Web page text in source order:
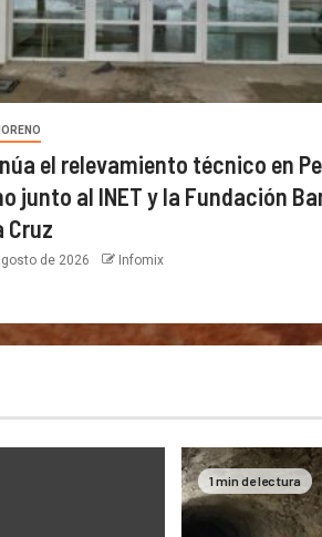
el relevamiento técnico en
junto al INET y la Fundación
Cruz
de 2026 Infomix
1 min de lectura